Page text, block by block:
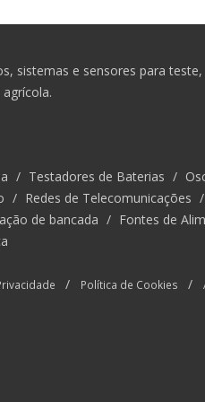
sistemas e sensores para
/ Testadores de Baterias /
/ Redes de Telecomunicações /
de bancada / Fontes de
/ Política de Cookies /